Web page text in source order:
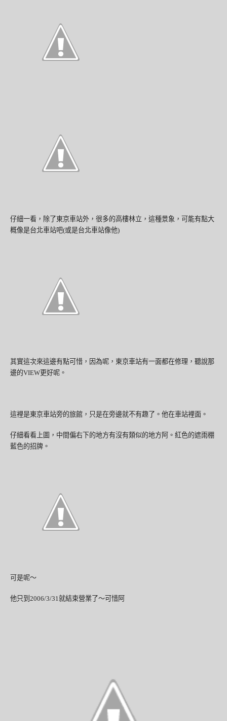
仔細一看，除了東京車站外，很多的高樓林立，這種景象，可能有點大
概像是台北車站吧(或是台北車站像他)
其實這次來這邊有點可惜，因為呢，東京車站有一面都在修理，聽說那
邊的VIEW更好呢。
這裡是東京車站旁的旅館，只是在旁邊就不有趣了。他在車站裡面。
仔細看看上圖，中間偏右下的地方有沒有類似的地方阿。紅色的遮雨棚
藍色的招牌。
可是呢～
他只到 2006/3/31 就結束營業了～可惜阿